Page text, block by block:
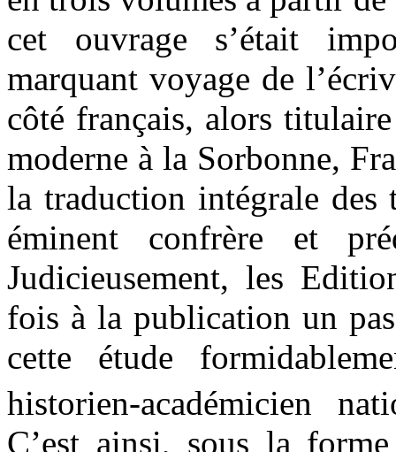
cet ouvrage s’était
marquant voyage de
côté français, alors
moderne à la Sorbonne,
la traduction intégrale des
éminent confrère et
Judicieusement, les
fois à la publication un
cette étude
historien-académicien
C’est ainsi, sous la